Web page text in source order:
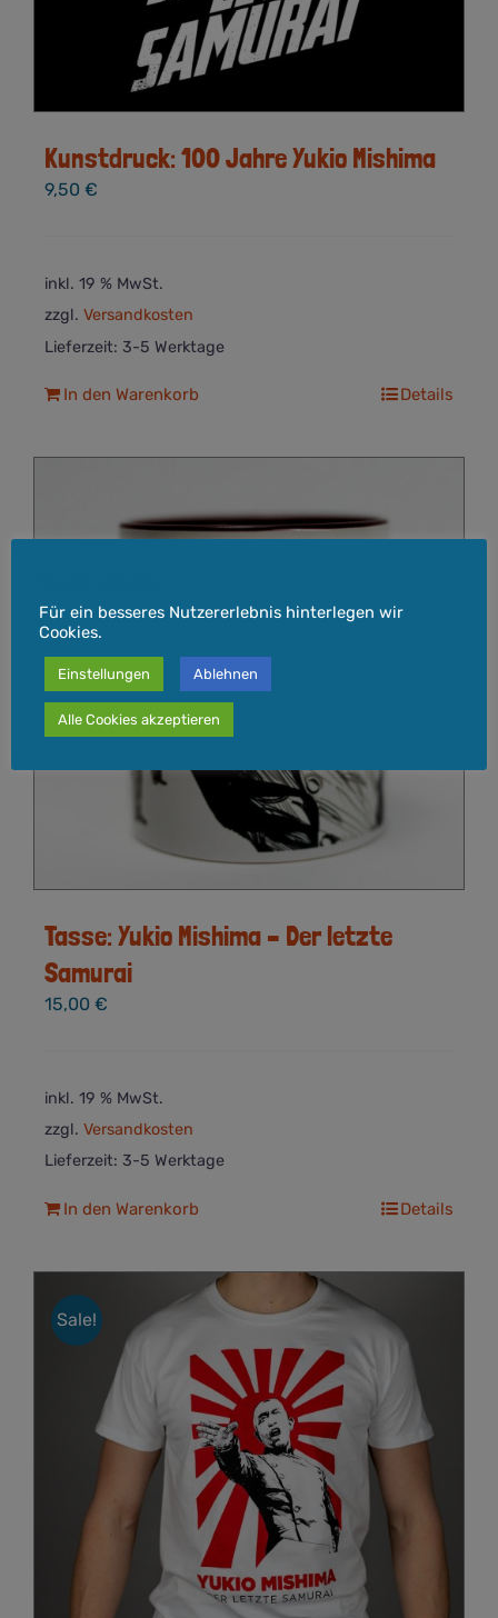
Kunstdruck: 100 Jahre Yukio Mishima
9,50 €
inkl. 19 % MwSt.
zzgl. Versandkosten
Lieferzeit: 3-5 Werktage
In den Warenkorb Details
Tasse: Yukio Mishima – Der letzte
Samurai
15,00 €
inkl. 19 % MwSt.
zzgl. Versandkosten
Lieferzeit: 3-5 Werktage
In den Warenkorb Details
Sale!
Für ein besseres Nutzererlebnis hinterlegen wir
Cookies.
Einstellungen Ablehnen
Alle Cookies akzeptieren